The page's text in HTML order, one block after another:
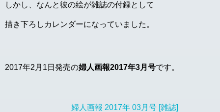
しかし、なんと彼の絵が雑誌の付録として
描き下ろしカレンダーになっていました。
2017年2月1日発売の婦人画報2017年3月号です。
婦人画報 2017年 03月号 [雑誌]